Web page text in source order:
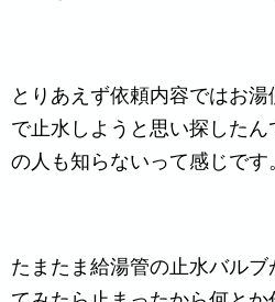
とりあえず依頼内容ではお
で止水しようと思い探した
の人も知らないって感じです
たまたま給湯管の止水バル